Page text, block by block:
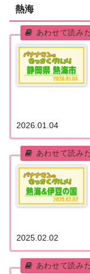
熱海
2026.01.04
2025.02.02